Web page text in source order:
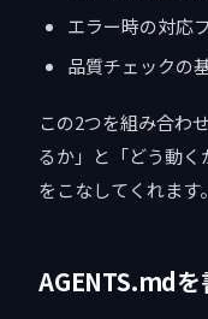
エラー時の対応
品質チェックの
この2つを組み合わ
るか」と「どう動
をこなしてくれます。
AGENTS.md